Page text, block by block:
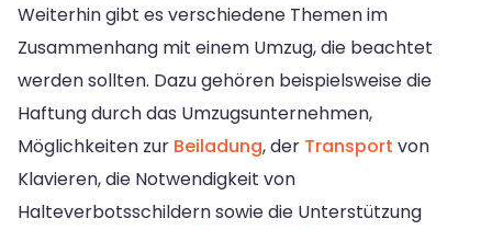
Weiterhin gibt es verschiedene Themen im
Zusammenhang mit einem Umzug, die beachtet
werden sollten. Dazu gehören beispielsweise die
Haftung durch das Umzugsunternehmen,
Möglichkeiten zur Beiladung, der Transport von
Klavieren, die Notwendigkeit von
Halteverbotsschildern sowie die Unterstützung